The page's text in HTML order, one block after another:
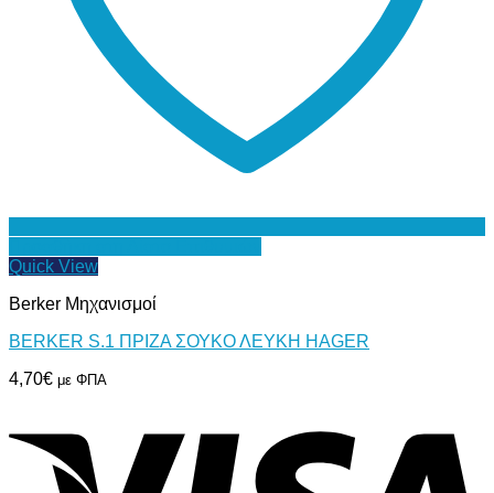
Quick View
Berker Μηχανισμοί
BERKER S.1 ΠΡΙΖΑ ΣΟΥΚΟ ΛΕΥΚΗ HAGER
4,70€ με ΦΠΑ